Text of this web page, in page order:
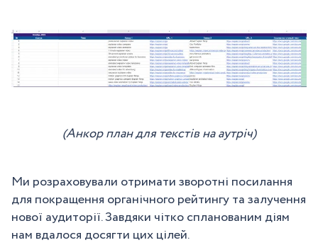
(Анкор план для текстів на аутріч)
Ми розраховували отримати зворотні посилання
для покращення органічного рейтингу та залучення
нової аудиторії. Завдяки чітко спланованим діям
нам вдалося досягти цих цілей.